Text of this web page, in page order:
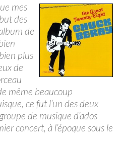
mes
des
de
plus
de
même beaucoup
ce fut l’un des deux
de musique d’ados
concert, à l’époque sous le